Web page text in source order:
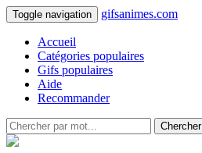
Toggle navigation gifsanimes.com
Accueil
Catégories populaires
Gifs populaires
Aide
Recommander
Chercher